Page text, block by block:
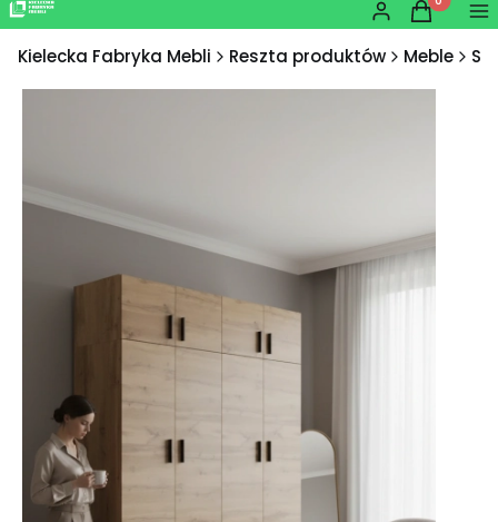
Zaloguj się
Produkty
Koszyk
Kielecka Fabryka Mebli Reszta produktów Meble